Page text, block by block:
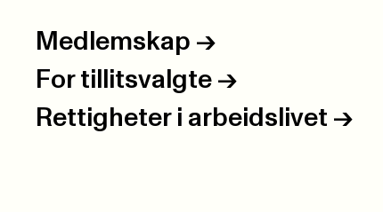
Medlemskap ->
For tillitsvalgte ->
Rettigheter i arbeidslivet ->